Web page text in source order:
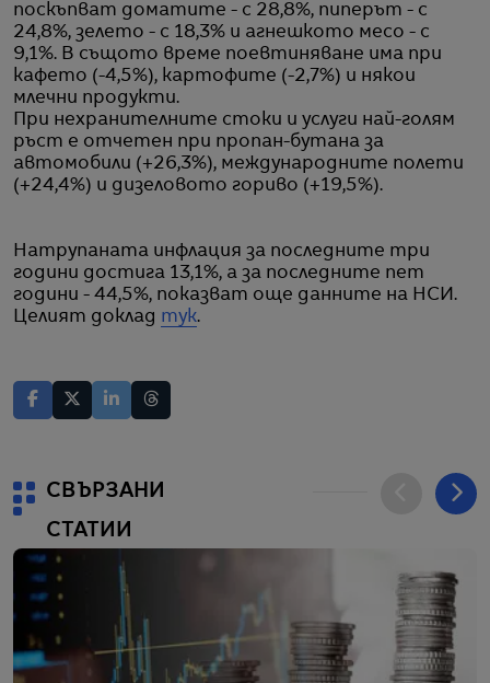
поскъпват доматите - с 28,8%, пиперът - с
24,8%, зелето - с 18,3% и агнешкото месо - с
9,1%. В същото време поевтиняване има при
кафето (-4,5%), картофите (-2,7%) и някои
млечни продукти.
При нехранителните стоки и услуги най-голям
ръст е отчетен при пропан-бутана за
автомобили (+26,3%), международните полети
(+24,4%) и дизеловото гориво (+19,5%).
Натрупаната инфлация за последните три
години достига 13,1%, а за последните пет
години - 44,5%, показват още данните на НСИ.
Целият доклад тук.
СВЪРЗАНИ
СТАТИИ